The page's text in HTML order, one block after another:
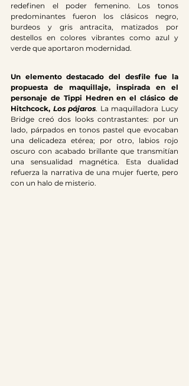
redefinen el poder femenino. Los tonos
predominantes fueron los clásicos negro,
burdeos y gris antracita, matizados por
destellos en colores vibrantes como azul y
verde que aportaron modernidad.
Un elemento destacado del desfile fue la
propuesta de maquillaje, inspirada en el
personaje de Tippi Hedren en el clásico de
Hitchcock, Los pájaros. La maquilladora Lucy
Bridge creó dos looks contrastantes: por un
lado, párpados en tonos pastel que evocaban
una delicadeza etérea; por otro, labios rojo
oscuro con acabado brillante que transmitían
una sensualidad magnética. Esta dualidad
refuerza la narrativa de una mujer fuerte, pero
con un halo de misterio.